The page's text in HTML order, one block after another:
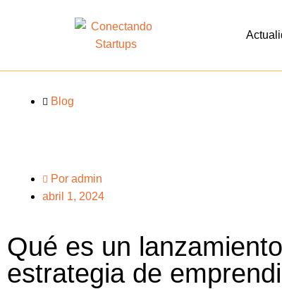
Blog
Por admin
abril 1, 2024
Qué es un
estrategia de